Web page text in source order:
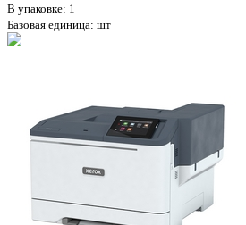
В упаковке: 1
Базовая единица: шт